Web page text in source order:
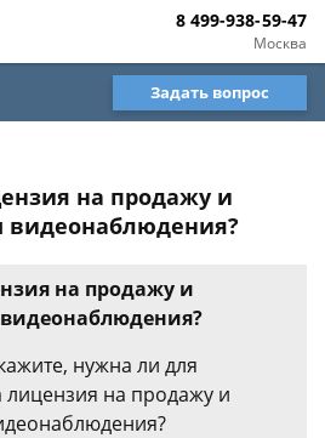
Москва
8 499-938-59-47
Задать вопрос
на продажу и
видеонаблюдения?
на продажу и
нужна ли для
на продажу и